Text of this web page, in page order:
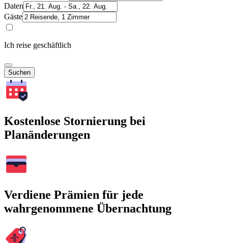
Daten
Gäste
Ich reise geschäftlich
Suchen
Kostenlose Stornierung bei
Planänderungen
Verdiene Prämien für jede
wahrgenommene Übernachtung